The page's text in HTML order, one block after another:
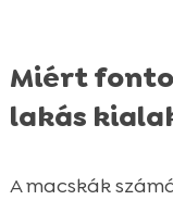
Miért
lakás
A macskák